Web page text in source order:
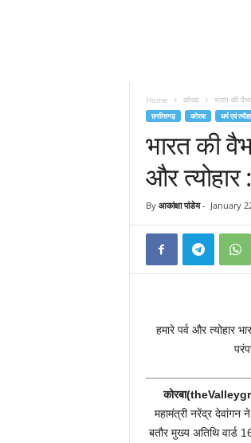
Home कोरबा भारत की
छत्तीसगढ़ कोरबा धर्म एवं
भारत की
और त्योहार
By आकांक्षा पांडेय- January
हमारे पर्व और त्योहार
महामंत्री नरेंद्र देवांगन
बतौर मुख्य अतिथि वार्ड